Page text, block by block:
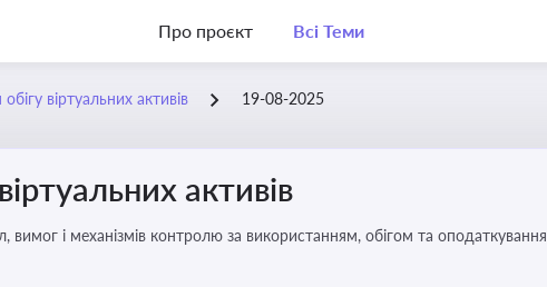
Про проєкт Всі Теми
віртуальних активів 19-08-2025
активів
вимог і механізмів контролю за використанням, обігом та